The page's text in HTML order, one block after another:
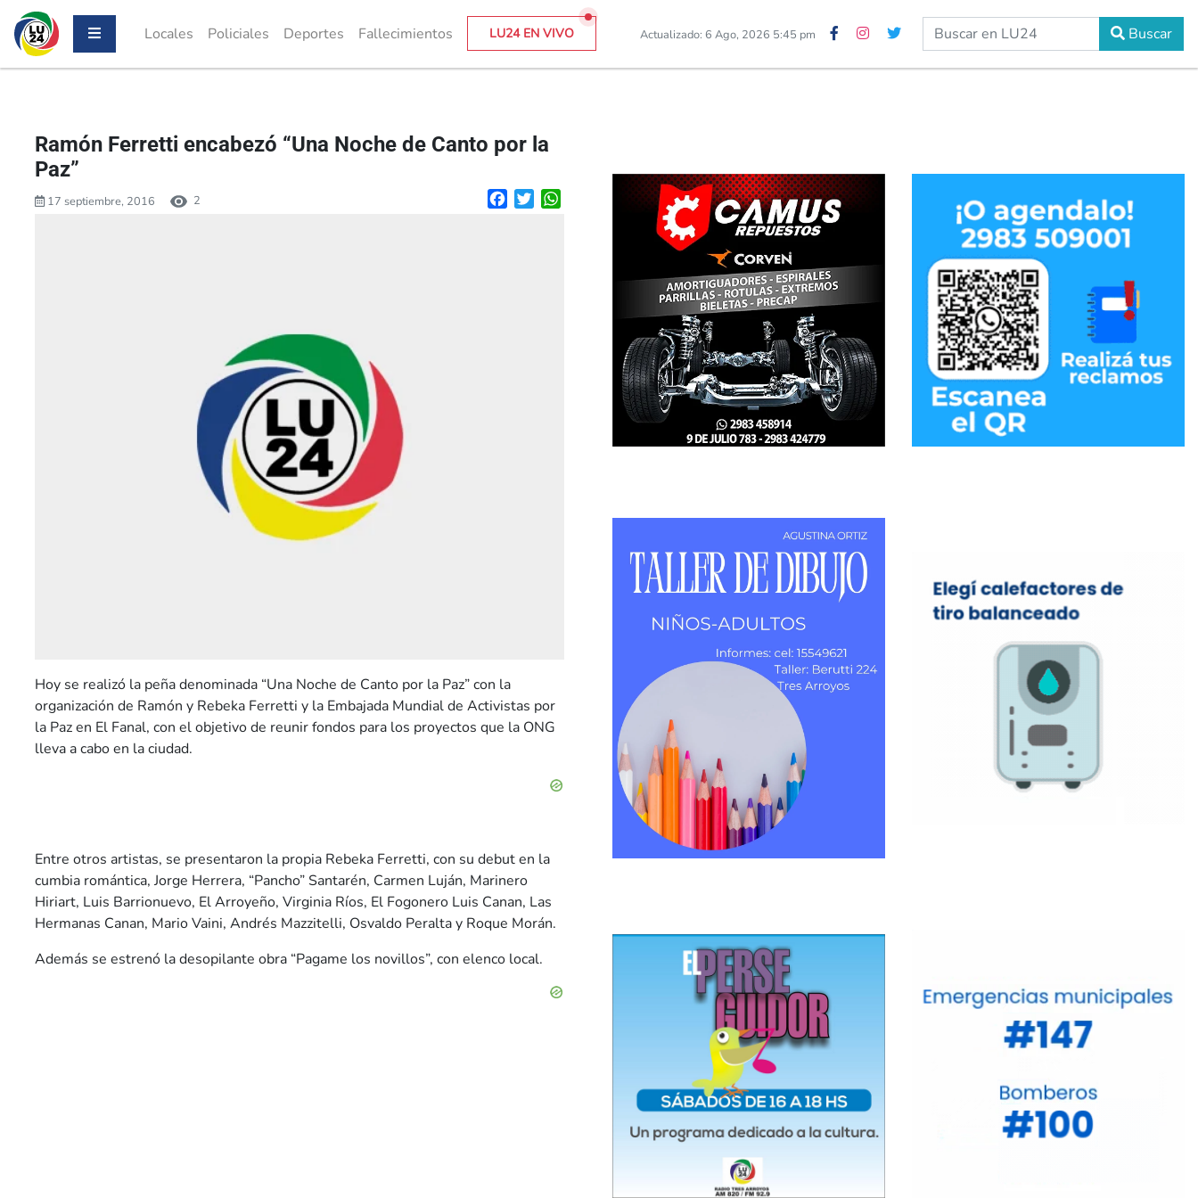
Locales Policiales Deportes Fallecimientos LU24 EN VIVO Actualizado: 6 Ago, 2026 5:45 pm Buscar
Ramón Ferretti encabezó “Una Noche de Canto por la
Paz”
17 septiembre, 2016 2 FacebookTwitter
Hoy se realizó la peña denominada “Una Noche de Canto por la Paz” con la
organización de Ramón y Rebeka Ferretti y la Embajada Mundial de Activistas por
la Paz en El Fanal, con el objetivo de reunir fondos para los proyectos que la ONG
lleva a cabo en la ciudad.
Entre otros artistas, se presentaron la propia Rebeka Ferretti, con su debut en la
cumbia romántica, Jorge Herrera, “Pancho” Santarén, Carmen Luján, Marinero
Hiriart, Luis Barrionuevo, El Arroyeño, Virginia Ríos, El Fogonero Luis Canan, Las
Hermanas Canan, Mario Vaini, Andrés Mazzitelli, Osvaldo Peralta y Roque Morán.
Además se estrenó la desopilante obra “Pagame los novillos”, con elenco local.